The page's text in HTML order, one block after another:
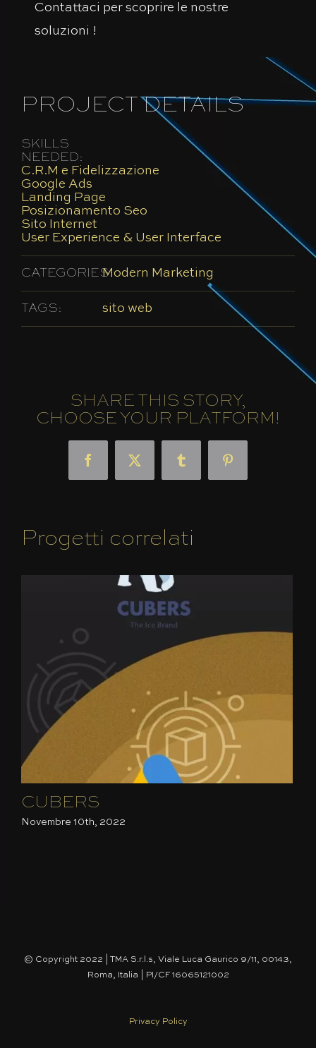
Contattaci per scoprire le nostre
soluzioni !
PROJECT DETAILS
SKILLS
NEEDED:
C.R.M e Fidelizzazione
Google Ads
Landing Page
Posizionamento Seo
Sito Internet
User Experience & User Interface
CATEGORIES:Modern Marketing
TAGS: sito web
SHARE THIS STORY,
CHOOSE YOUR PLATFORM!
FacebookX Tumblr Pinterest
Progetti correlati
CUBERS
Novembre 10th, 2022
© Copyright 2022 | TMA S.r.l.s, Viale Luca Gaurico 9/11, 00143,
Roma, Italia | PI/CF 16065121002
Privacy Policy